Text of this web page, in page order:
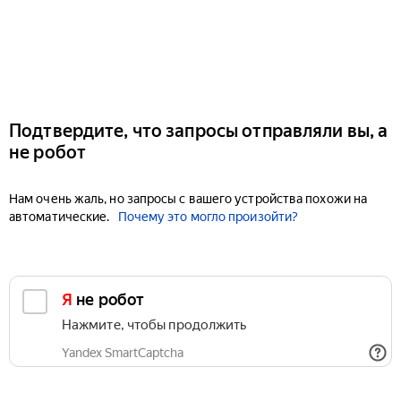
Подтвердите, что запросы отправляли вы, а
не робот
Нам очень жаль, но запросы с вашего устройства похожи на
автоматические.
Почему это могло произойти?
Я не робот
Нажмите, чтобы продолжить
Yandex SmartCaptcha